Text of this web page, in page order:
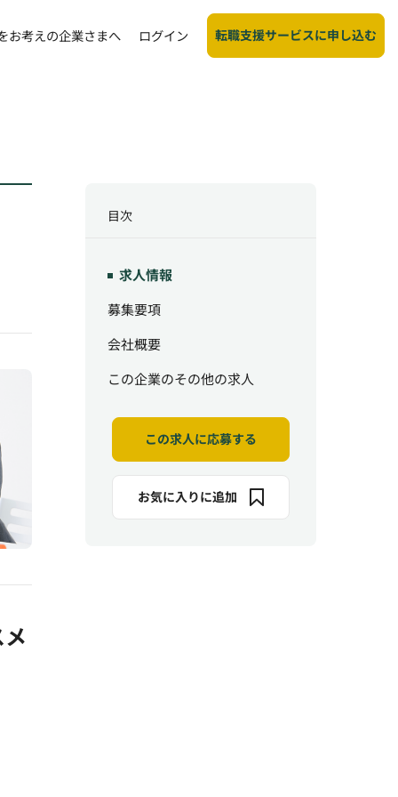
お考えの企業さまへ ログイン 転職支援サービスに申し込む
目次
求人情報
募集要項
会社概要
この企業のその他の求人
この求人に応募する
お気に入りに追加